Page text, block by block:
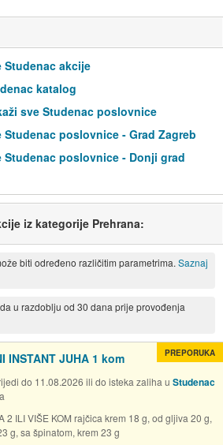
Studenac akcije
katalog
sve Studenac poslovnice
Studenac poslovnice - Grad Zagreb
Studenac poslovnice - Donji grad
iz kategorije Prehrana:
biti određeno različitim parametrima. Saznaj
u razdoblju od 30 dana prije provođenja
INSTANT JUHA 1 kom
do 11.08.2026 ili do isteka zaliha u Studenac
2 ILI VIŠE KOM rajčica krem 18 g, od gljiva 20 g,
g, sa špinatom, krem 23 g
PREPORUKA